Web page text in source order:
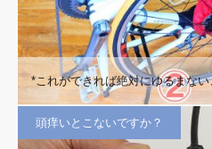
*これができれば絶対にゆるまない
頭痒いとこないですか？